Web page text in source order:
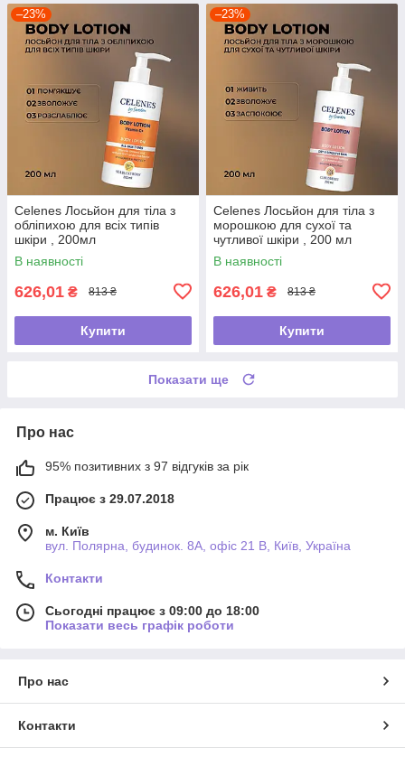
–23%
Celenes Лосьйон для тіла з
обліпихою для всіх типів
шкіри , 200мл
В наявності
626,01 ₴ 813 ₴
Купити
–23%
Celenes Лосьйон для тіла з
морошкою для сухої та
чутливої шкіри , 200 мл
В наявності
626,01 ₴ 813 ₴
Купити
Показати ще
Про нас
95% позитивних з 97 відгуків за рік
Працює з 29.07.2018
м. Київ
вул. Полярна, будинок. 8А, офіс 21 В, Київ, Україна
Контакти
Сьогодні працює з 09:00 до 18:00
Показати весь графік роботи
Про нас
Контакти